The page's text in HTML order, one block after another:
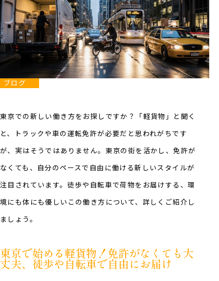
ブログ
東京での新しい働き方をお探しですか？「軽貨物」と聞く
と、トラックや車の運転免許が必要だと思われがちです
が、実はそうではありません。東京の街を活かし、免許が
なくても、自分のペースで自由に働ける新しいスタイルが
注目されています。徒歩や自転車で荷物をお届けする、環
境にも体にも優しいこの働き方について、詳しくご紹介し
ましょう。
東京で始める軽貨物！免許がなくても大
丈夫、徒歩や自転車で自由にお届け